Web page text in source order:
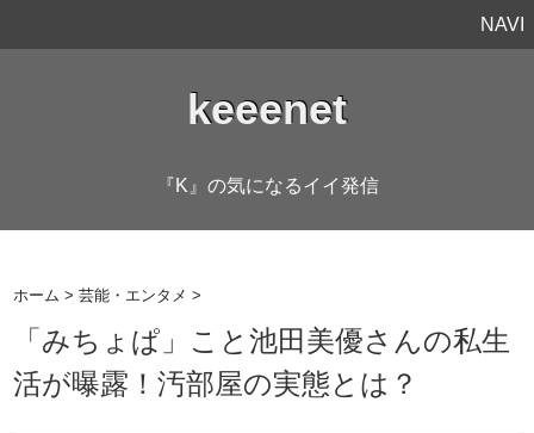
NAVI
keeenet
『K』の気になるイイ発信
ホーム >芸能・エンタメ >
「みちょぱ」こと池田美優さんの私生
活が曝露！汚部屋の実態とは？